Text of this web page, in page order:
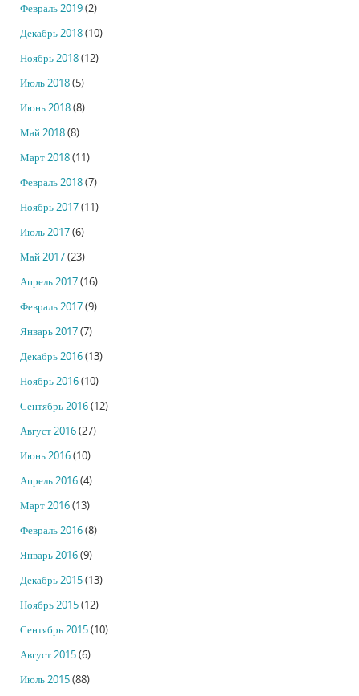
Февраль 2019(2)
Декабрь 2018(10)
Ноябрь 2018(12)
Июль 2018(5)
Июнь 2018(8)
Май 2018(8)
Март 2018(11)
Февраль 2018(7)
Ноябрь 2017(11)
Июль 2017(6)
Май 2017(23)
Апрель 2017(16)
Февраль 2017(9)
Январь 2017(7)
Декабрь 2016(13)
Ноябрь 2016(10)
Сентябрь 2016(12)
Август 2016(27)
Июнь 2016(10)
Апрель 2016(4)
Март 2016(13)
Февраль 2016(8)
Январь 2016(9)
Декабрь 2015(13)
Ноябрь 2015(12)
Сентябрь 2015(10)
Август 2015(6)
Июль 2015(88)